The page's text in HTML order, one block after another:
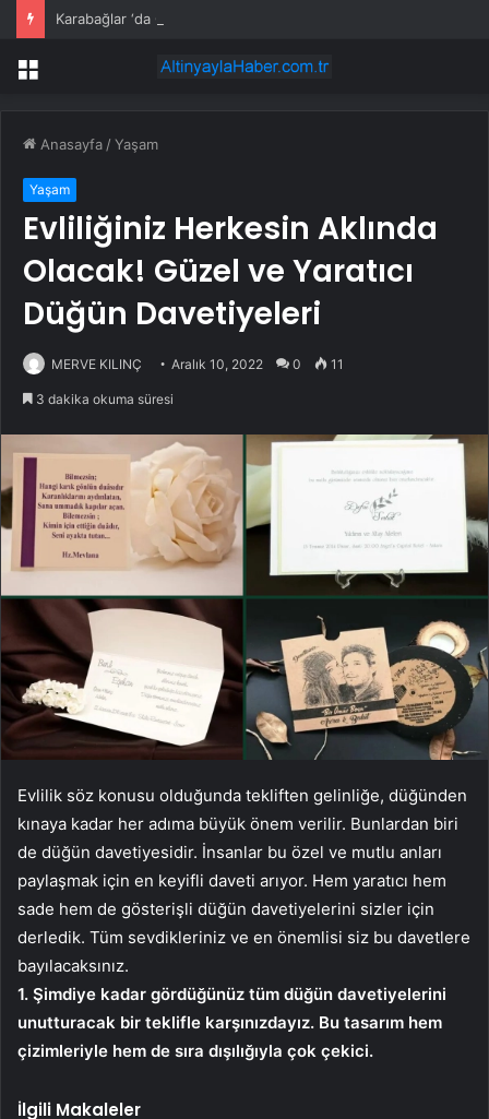
Karabağlar ‘da Gazeteci Barış Selçuk saygıyla anıldı
Menü
Anasayfa /Yaşam
Yaşam
Evliliğiniz Herkesin Aklında
Olacak! Güzel ve Yaratıcı
Düğün Davetiyeleri
MERVE KILINÇ Aralık 10, 2022 0 11
3 dakika okuma süresi
Evlilik söz konusu olduğunda tekliften gelinliğe, düğünden
kınaya kadar her adıma büyük önem verilir. Bunlardan biri
de düğün davetiyesidir. İnsanlar bu özel ve mutlu anları
paylaşmak için en keyifli daveti arıyor. Hem yaratıcı hem
sade hem de gösterişli düğün davetiyelerini sizler için
derledik. Tüm sevdikleriniz ve en önemlisi siz bu davetlere
bayılacaksınız.
1. Şimdiye kadar gördüğünüz tüm düğün davetiyelerini
unutturacak bir teklifle karşınızdayız. Bu tasarım hem
çizimleriyle hem de sıra dışılığıyla çok çekici.
İlgili Makaleler